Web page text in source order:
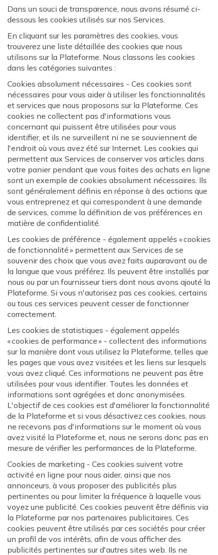
Dans un souci de transparence, nous avons résumé ci-
dessous les cookies utilisés sur nos Services.
En cliquant sur les paramètres des cookies, vous
trouverez une liste détaillée des cookies que nous
utilisons sur la Plateforme. Nous classons les cookies
dans les catégories suivantes :
Cookies absolument nécessaires - Ces cookies sont
nécessaires pour vous aider à utiliser les fonctionnalités
et services que nous proposons sur la Plateforme. Ces
cookies ne collectent pas d'informations vous
concernant qui puissent être utilisées pour vous
identifier, et ils ne surveillent ni ne se souviennent de
l'endroit où vous avez été sur Internet. Les cookies qui
permettent aux Services de conserver vos articles dans
votre panier pendant que vous faites des achats en ligne
sont un exemple de cookies absolument nécessaires. Ils
sont généralement définis en réponse à des actions que
vous entreprenez et qui correspondent à une demande
de services, comme la définition de vos préférences en
matière de confidentialité.
Les cookies de préférence - également appelés « cookies
de fonctionnalité » permettent aux Services de se
souvenir des choix que vous avez faits auparavant ou de
la langue que vous préférez. Ils peuvent être installés par
nous ou par un fournisseur tiers dont nous avons ajouté la
Plateforme. Si vous n'autorisez pas ces cookies, certains
ou tous ces services peuvent cesser de fonctionner
correctement.
Les cookies de statistiques - également appelés
« cookies de performance » - collectent des informations
sur la manière dont vous utilisez la Plateforme, telles que
les pages que vous avez visitées et les liens sur lesquels
vous avez cliqué. Ces informations ne peuvent pas être
utilisées pour vous identifier. Toutes les données et
informations sont agrégées et donc anonymisées.
L'objectif de ces cookies est d'améliorer la fonctionnalité
de la Plateforme et si vous désactivez ces cookies, nous
ne recevons pas d'informations sur le moment où vous
avez visité la Plateforme et, nous ne serons donc pas en
mesure de vérifier les performances de la Plateforme.
Cookies de marketing - Ces cookies suivent votre
activité en ligne pour nous aider, ainsi que nos
annonceurs, à vous proposer des publicités plus
pertinentes ou pour limiter la fréquence à laquelle vous
voyez une publicité. Ces cookies peuvent être définis via
la Plateforme par nos partenaires publicitaires. Ces
cookies peuvent être utilisés par ces sociétés pour créer
un profil de vos intérêts, afin de vous afficher des
publicités pertinentes sur d'autres sites web. Ils ne